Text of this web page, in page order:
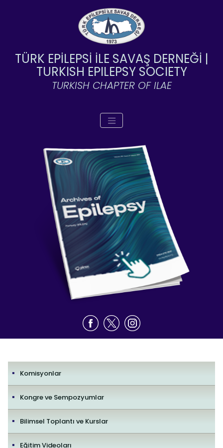
TÜRK EPİLEPSİ İLE SAVAŞ DERNEĞİ |
TURKISH EPILEPSY SOCIETY
TURKISH CHAPTER OF ILAE
Komisyonlar
Kongre ve Sempozyumlar
Bilimsel Toplantı ve Kurslar
Eğitim Videoları